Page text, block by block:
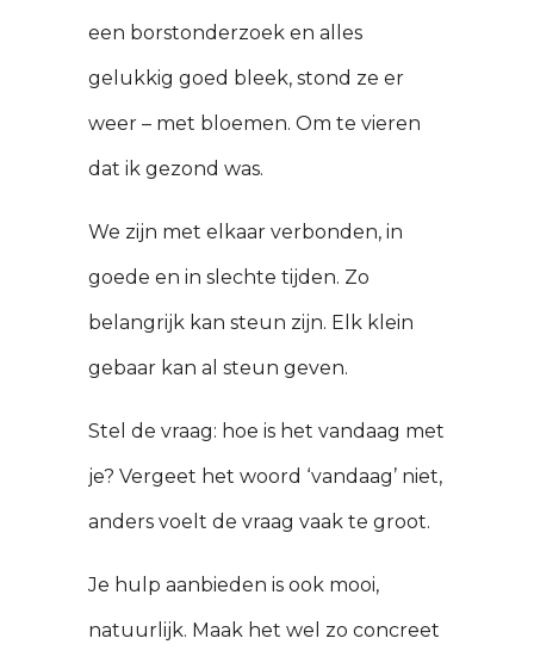
een borstonderzoek en alles
gelukkig goed bleek, stond ze er
weer – met bloemen. Om te vieren
dat ik gezond was.
We zijn met elkaar verbonden, in
goede en in slechte tijden. Zo
belangrijk kan steun zijn. Elk klein
gebaar kan al steun geven.
Stel de vraag: hoe is het vandaag met
je? Vergeet het woord ‘vandaag’ niet,
anders voelt de vraag vaak te groot.
Je hulp aanbieden is ook mooi,
natuurlijk. Maak het wel zo concreet